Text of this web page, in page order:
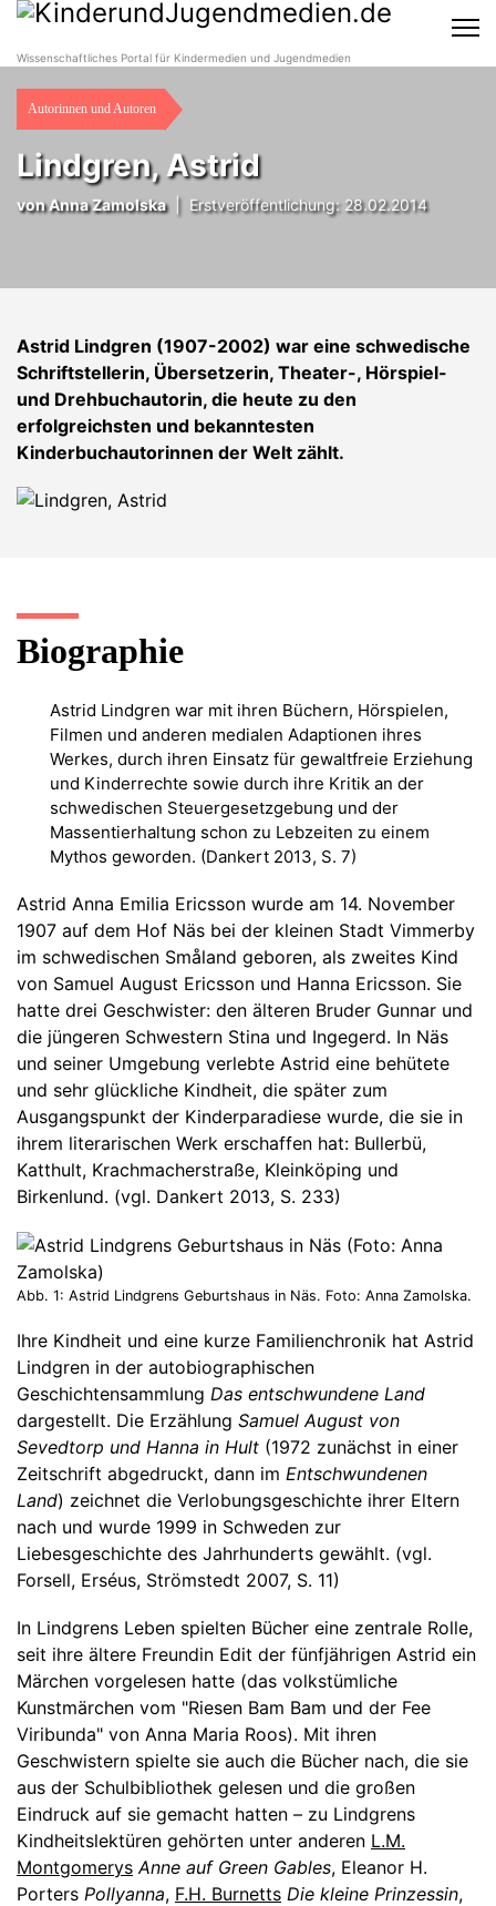
Wissenschaftliches Portal für Kindermedien und Jugendmedien
Autorinnen und Autoren
Lindgren, Astrid
vonAnna Zamolska| Erstveröffentlichung: 28.02.2014
Astrid Lindgren (1907-2002) war eine schwedische
Schriftstellerin, Übersetzerin, Theater-, Hörspiel-
und Drehbuchautorin, die heute zu den
erfolgreichsten und bekanntesten
Kinderbuchautorinnen der Welt zählt.
Biographie
Astrid Lindgren war mit ihren Büchern, Hörspielen,
Filmen und anderen medialen Adaptionen ihres
Werkes, durch ihren Einsatz für gewaltfreie Erziehung
und Kinderrechte sowie durch ihre Kritik an der
schwedischen Steuergesetzgebung und der
Massentierhaltung schon zu Lebzeiten zu einem
Mythos geworden. (Dankert 2013, S. 7)
Astrid Anna Emilia Ericsson wurde am 14. November
1907 auf dem Hof Näs bei der kleinen Stadt Vimmerby
im schwedischen Småland geboren, als zweites Kind
von Samuel August Ericsson und Hanna Ericsson. Sie
hatte drei Geschwister: den älteren Bruder Gunnar und
die jüngeren Schwestern Stina und Ingegerd. In Näs
und seiner Umgebung verlebte Astrid eine behütete
und sehr glückliche Kindheit, die später zum
Ausgangspunkt der Kinderparadiese wurde, die sie in
ihrem literarischen Werk erschaffen hat: Bullerbü,
Katthult, Krachmacherstraße, Kleinköping und
Birkenlund. (vgl. Dankert 2013, S. 233)
Abb. 1: Astrid Lindgrens Geburtshaus in Näs. Foto: Anna Zamolska.
Ihre Kindheit und eine kurze Familienchronik hat Astrid
Lindgren in der autobiographischen
Geschichtensammlung Das entschwundene Land
dargestellt. Die Erzählung Samuel August von
Sevedtorp und Hanna in Hult (1972 zunächst in einer
Zeitschrift abgedruckt, dann im Entschwundenen
Land) zeichnet die Verlobungsgeschichte ihrer Eltern
nach und wurde 1999 in Schweden zur
Liebesgeschichte des Jahrhunderts gewählt. (vgl.
Forsell, Erséus, Strömstedt 2007, S. 11)
In Lindgrens Leben spielten Bücher eine zentrale Rolle,
seit ihre ältere Freundin Edit der fünfjährigen Astrid ein
Märchen vorgelesen hatte (das volkstümliche
Kunstmärchen vom "Riesen Bam Bam und der Fee
Viribunda" von Anna Maria Roos). Mit ihren
Geschwistern spielte sie auch die Bücher nach, die sie
aus der Schulbibliothek gelesen und die großen
Eindruck auf sie gemacht hatten – zu Lindgrens
Kindheitslektüren gehörten unter anderen L.M.
Montgomerys Anne auf Green Gables, Eleanor H.
Porters Pollyanna, F.H. Burnetts Die kleine Prinzessin,